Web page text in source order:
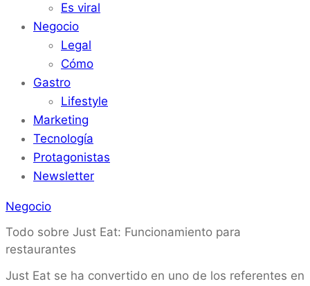
Es viral
Negocio
Legal
Cómo
Gastro
Lifestyle
Marketing
Tecnología
Protagonistas
Newsletter
Negocio
Todo sobre Just Eat: Funcionamiento para
restaurantes
Just Eat se ha convertido en uno de los referentes en